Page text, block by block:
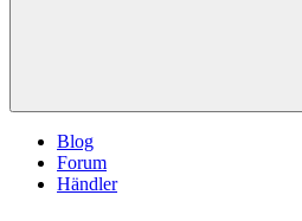
Blog
Forum
Händler